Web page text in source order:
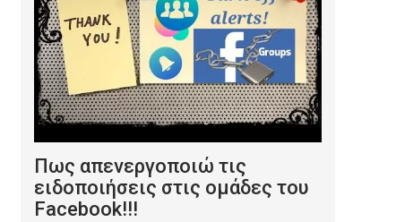
Πως απενεργοποιώ τις
ειδοποιήσεις στις ομάδες του
Facebook!!!